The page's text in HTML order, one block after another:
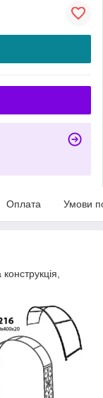
Оплата Умови